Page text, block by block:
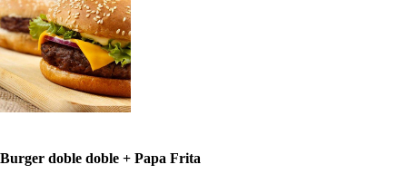
Burger doble doble + Papa Frita